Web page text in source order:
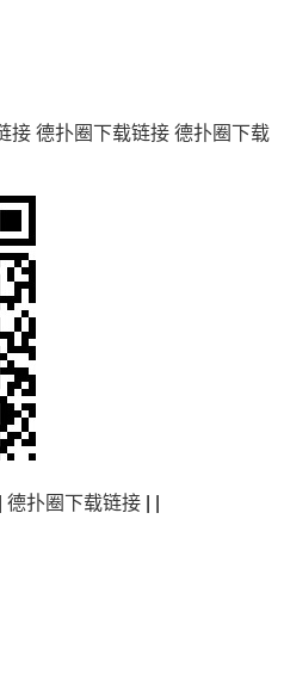
接 德扑圈下载链接 德扑圈下载
德扑圈下载链接